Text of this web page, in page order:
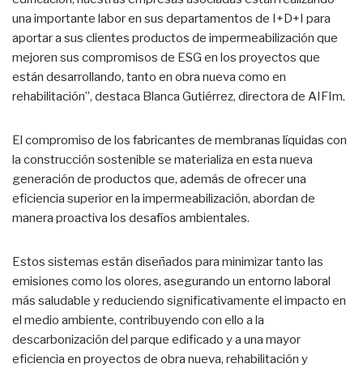
una importante labor en sus departamentos de I+D+I para
aportar a sus clientes productos de impermeabilización que
mejoren sus compromisos de ESG en los proyectos que
están desarrollando, tanto en obra nueva como en
rehabilitación”, destaca Blanca Gutiérrez, directora de AIFIm.
El compromiso de los fabricantes de membranas líquidas con
la construcción sostenible se materializa en esta nueva
generación de productos que, además de ofrecer una
eficiencia superior en la impermeabilización, abordan de
manera proactiva los desafíos ambientales.
Estos sistemas están diseñados para minimizar tanto las
emisiones como los olores, asegurando un entorno laboral
más saludable y reduciendo significativamente el impacto en
el medio ambiente, contribuyendo con ello a la
descarbonización del parque edificado y a una mayor
eficiencia en proyectos de obra nueva, rehabilitación y